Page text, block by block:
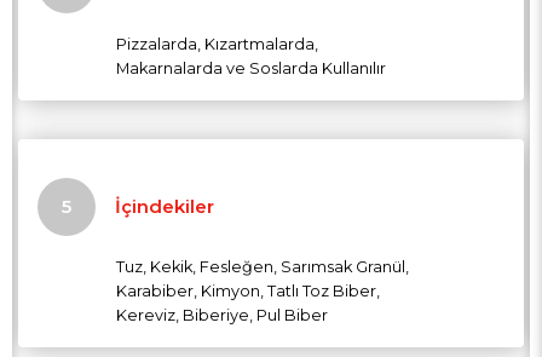
Pizzalarda, Kızartmalarda,
Makarnalarda ve Soslarda Kullanılır
İçindekiler
Tuz, Kekik, Fesleğen, Sarımsak Granül,
Karabiber, Kimyon, Tatlı Toz Biber,
Kereviz, Biberiye, Pul Biber